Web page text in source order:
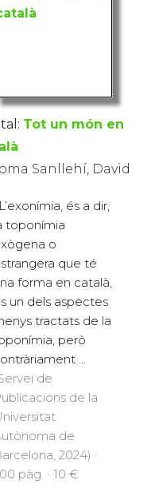
Tot un món en
Sanllehí, David
és a dir,
toponímia
o
que té
forma en català,
un dels aspectes
tractats de la
però
...
de
de la
de
2024) ·
pàg. · 10 €